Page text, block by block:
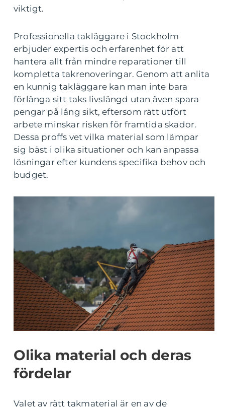
viktigt.
Professionella takläggare i Stockholm
erbjuder expertis och erfarenhet för att
hantera allt från mindre reparationer till
kompletta takrenoveringar. Genom att anlita
en kunnig takläggare kan man inte bara
förlänga sitt taks livslängd utan även spara
pengar på lång sikt, eftersom rätt utfört
arbete minskar risken för framtida skador.
Dessa proffs vet vilka material som lämpar
sig bäst i olika situationer och kan anpassa
lösningar efter kundens specifika behov och
budget.
Olika material och deras
fördelar
Valet av rätt takmaterial är en av de